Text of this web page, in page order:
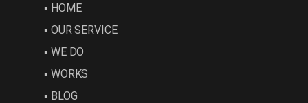
▪︎ HOME
▪︎ OUR SERVICE
▪︎ WE DO
▪︎ WORKS
▪︎ BLOG